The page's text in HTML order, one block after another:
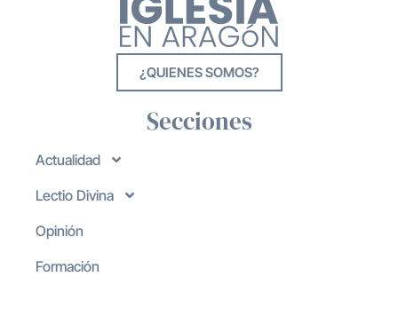
¿QUIENES SOMOS?
Secciones
Actualidad
Lectio Divina
Opinión
Formación